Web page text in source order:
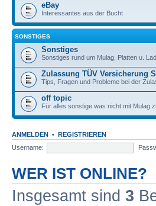
eBay
Interessantes aus der Bucht
SONSTIGES
Sonstiges
Sonstiges rund um Mulag, Platten u.
Zulassung TÜV Versicherung
Tips, Fragen und Probleme bei der
off topic
Für alles sonstige was nicht mit Mulag
ANMELDEN • REGISTRIEREN
Username:
WER IST ONLINE?
Insgesamt sind 3